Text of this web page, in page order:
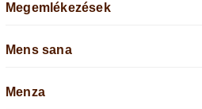
Megemlékezések
Mens sana
Menza